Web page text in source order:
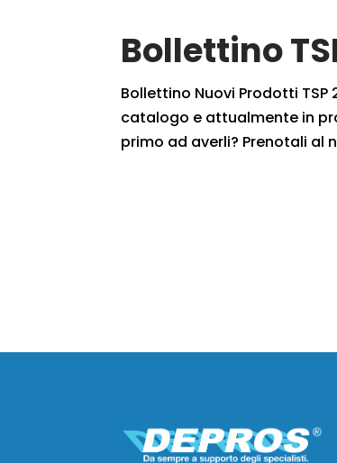
Bollettino
Bollettino Nuovi Prodotti
catalogo e attualmente in
primo ad averli? Prenotali al